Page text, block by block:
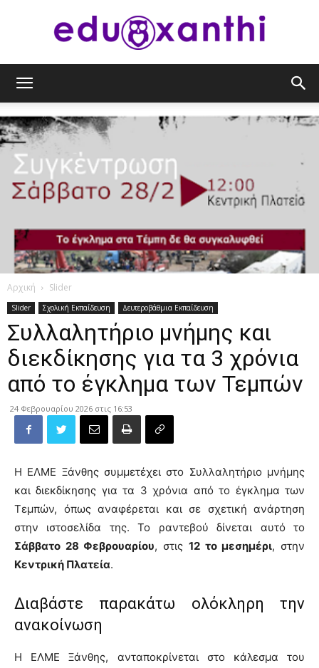
Αρχική Slider
Slider Σχολική Εκπαίδευση Δευτεροβάθμια Εκπαίδευση
Συλλαλητήριο μνήμης και
διεκδίκησης για τα 3 χρόνια
από το έγκλημα των Τεμπών
24 Φεβρουαρίου 2026 στις 16:53
Η ΕΛΜΕ Ξάνθης συμμετέχει στο Συλλαλητήριο μνήμης
και διεκδίκησης για τα 3 χρόνια από το έγκλημα των
Τεμπών, όπως αναφέρεται και σε σχετική ανάρτηση
στην ιστοσελίδα της. Το ραντεβού δίνεται αυτό το
Σάββατο 28 Φεβρουαρίου, στις 12 το μεσημέρι, στην
Κεντρική Πλατεία.
Διαβάστε παρακάτω ολόκληρη την
ανακοίνωση
Η ΕΛΜΕ Ξάνθης, ανταποκρίνεται στο κάλεσμα του